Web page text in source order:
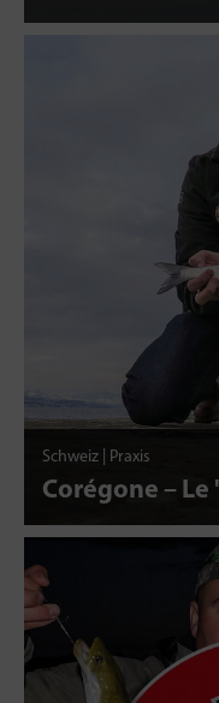
Schweiz | Praxis
Corégone –